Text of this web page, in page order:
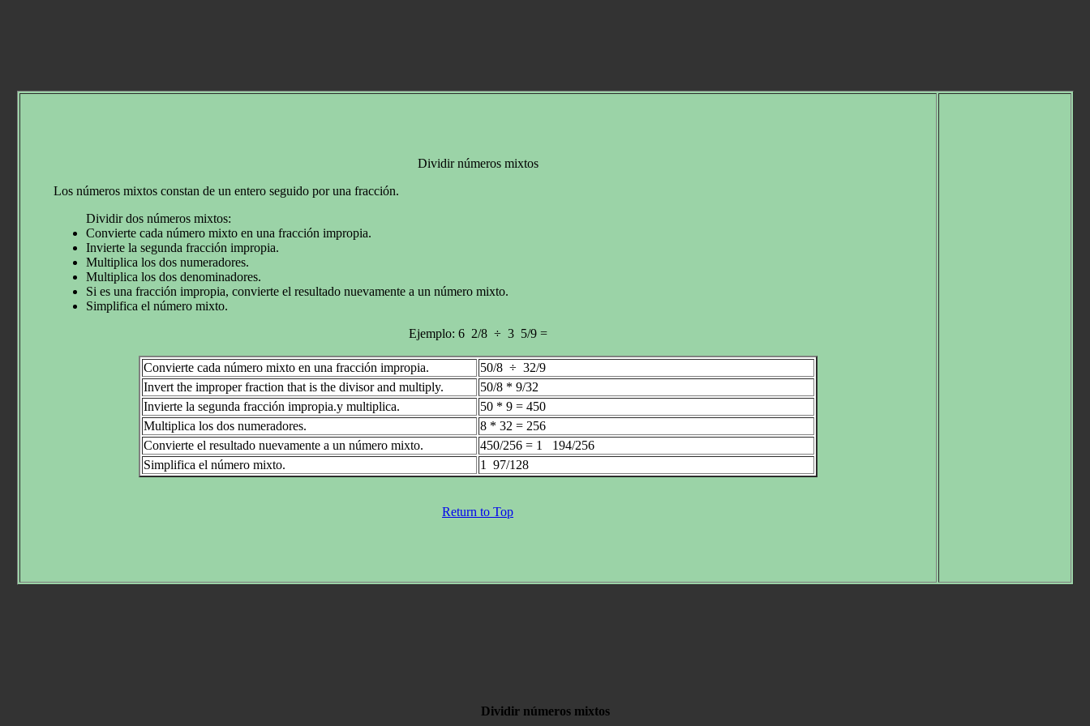
Dividir números mixtos
Los números mixtos constan de un entero seguido por una fracción.
Dividir dos números mixtos:
Convierte cada número mixto en una fracción impropia.
Invierte la segunda fracción impropia.
Multiplica los dos numeradores.
Multiplica los dos denominadores.
Si es una fracción impropia, convierte el resultado nuevamente a un número mixto.
Simplifica el número mixto.
Ejemplo: 6 2/8 ÷ 3 5/9 =
Convierte cada número mixto en una fracción impropia.
50/8 ÷ 32/9
Invert the improper fraction that is the divisor and multiply.
50/8 * 9/32
Invierte la segunda fracción impropia.y multiplica.
50 * 9 = 450
Multiplica los dos numeradores.
8 * 32 = 256
Convierte el resultado nuevamente a un número mixto.
450/256 = 1 194/256
Simplifica el número mixto.
1 97/128
Return to Top
Dividir números mixtos